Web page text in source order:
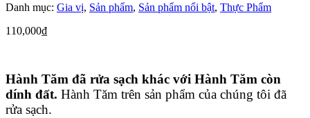
Danh mục: Gia vị, Sản phẩm, Sản phẩm nổi bật, Thực Phẩm
110,000₫
Hành Tăm đã rửa sạch khác với Hành Tăm còn
dính đất. Hành Tăm trên sản phẩm của chúng tôi đã
rửa sạch.